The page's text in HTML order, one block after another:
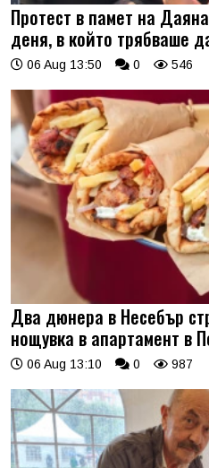
Протест в памет на
деня, в който трябваше
06 Aug 13:50 0 546
Два дюнера в Несебър
нощувка в апартамент в
06 Aug 13:10 0 987